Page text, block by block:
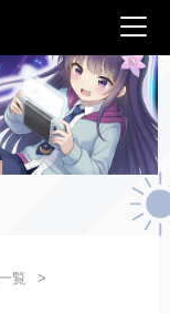
覧